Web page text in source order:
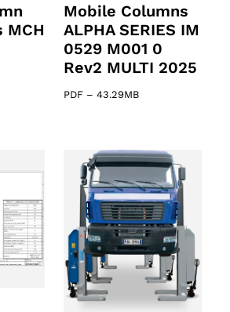
MCH
Mobile Columns
ALPHA SERIES IM
0529 M001 0
Rev2 MULTI 2025
PDF – 43.29MB